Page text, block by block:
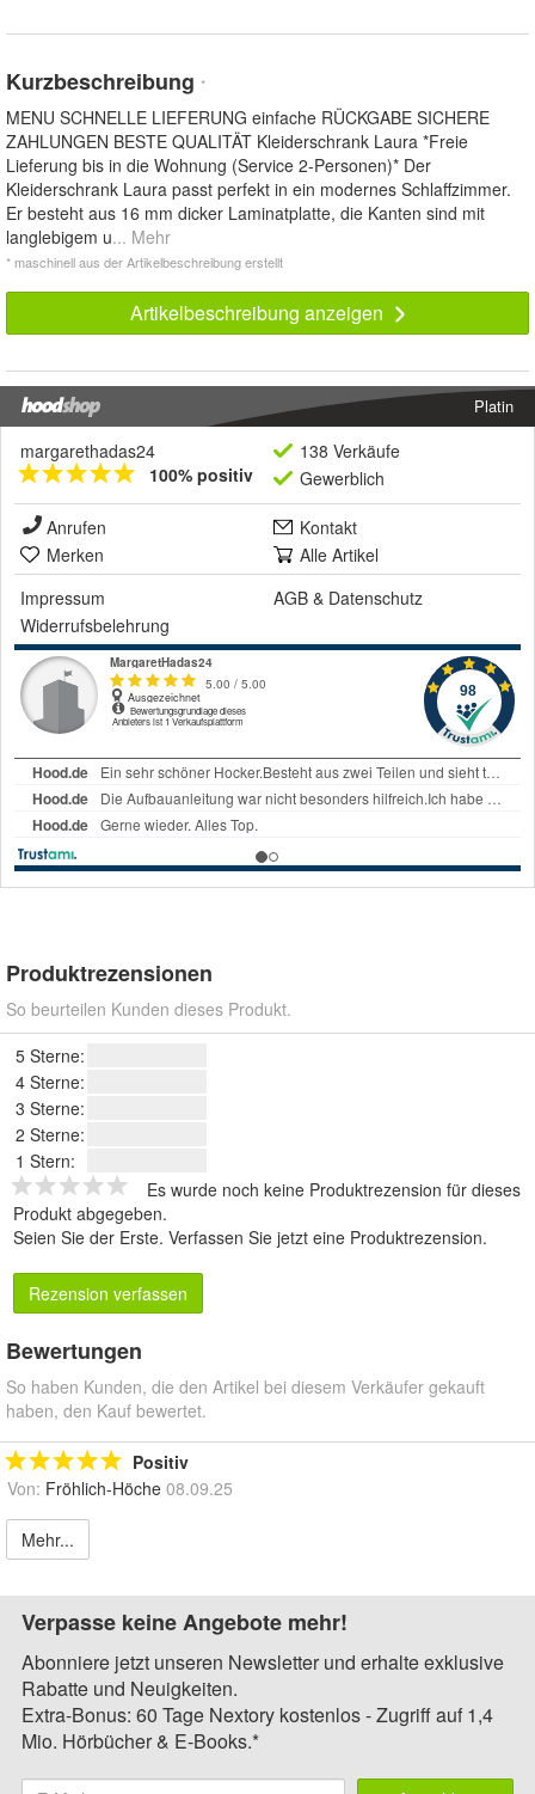
Kurzbeschreibung *
MENU SCHNELLE LIEFERUNG einfache RÜCKGABE SICHERE
ZAHLUNGEN BESTE QUALITÄT Kleiderschrank Laura *Freie
Lieferung bis in die Wohnung (Service 2-Personen)* Der
Kleiderschrank Laura passt perfekt in ein modernes Schlaffzimmer.
Er besteht aus 16 mm dicker Laminatplatte, die Kanten sind mit
langlebigem u... Mehr
* maschinell aus der Artikelbeschreibung erstellt
Artikelbeschreibung anzeigen
Platin
margarethadas24
100% positiv
138 Verkäufe
Gewerblich
Anrufen
Kontakt
Merken
Alle Artikel
Impressum
AGB & Datenschutz
Widerrufsbelehrung
Produktrezensionen
So beurteilen Kunden dieses Produkt.
5 Sterne:
4 Sterne:
3 Sterne:
2 Sterne:
1 Stern:
Es wurde noch keine Produktrezension für dieses
Produkt abgegeben.
Seien Sie der Erste. Verfassen Sie jetzt eine Produktrezension.
Rezension verfassen
Bewertungen
So haben Kunden, die den Artikel bei diesem Verkäufer gekauft
haben, den Kauf bewertet.
Positiv
Von: Fröhlich-Höche 08.09.25
Mehr...
Verpasse keine Angebote mehr!
Abonniere jetzt unseren Newsletter und erhalte exklusive
Rabatte und Neuigkeiten.
Extra-Bonus: 60 Tage Nextory kostenlos - Zugriff auf 1,4
Mio. Hörbücher & E-Books.*